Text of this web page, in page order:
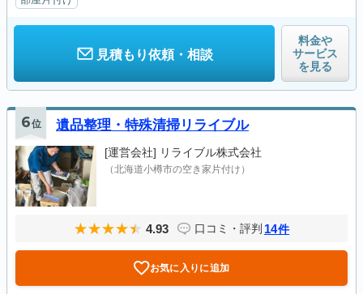
見積もり依頼・相談
料金や
サービス
を見る
6位 遺品整理・特殊清掃リライブル
[運営会社] リライブル株式会社
（北海道小樽市の空き家片付け）
4.93 口コミ・評判 14件
お気に入りに追加